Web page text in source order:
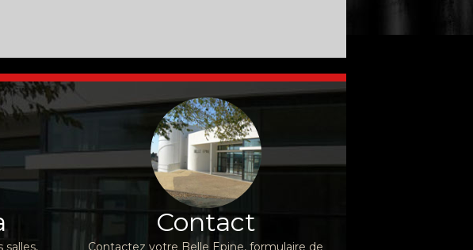
salles,
Contact
Contactez votre Belle Epine, formulaire de